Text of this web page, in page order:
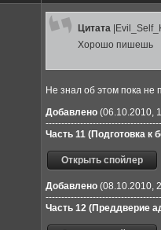
Цитата
Хорошо пишешь
Не знал об этом пока не
Добавлено (06.10.2010,
Часть 11 (Подготовка к
Добавлено (08.10.2010,
Часть 12 (Преддверие